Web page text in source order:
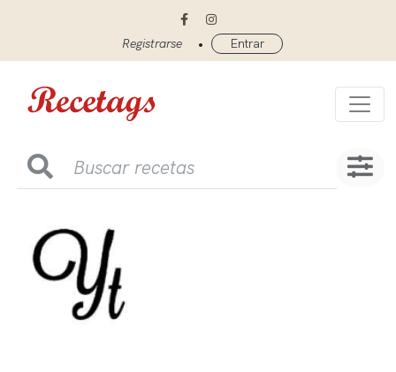
Registrarse • Entrar